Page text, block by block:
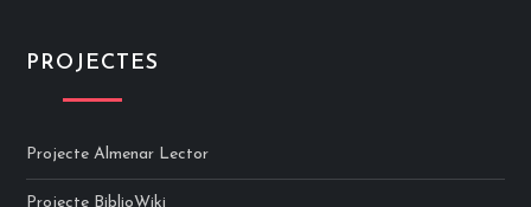
PROJECTES
Projecte Almenar Lector
Projecte BiblioWiki